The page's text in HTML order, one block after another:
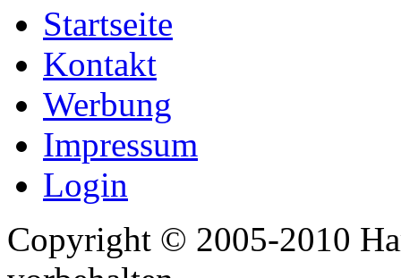
Startseite
Kontakt
Werbung
Impressum
Login
Copyright © 2005-2010